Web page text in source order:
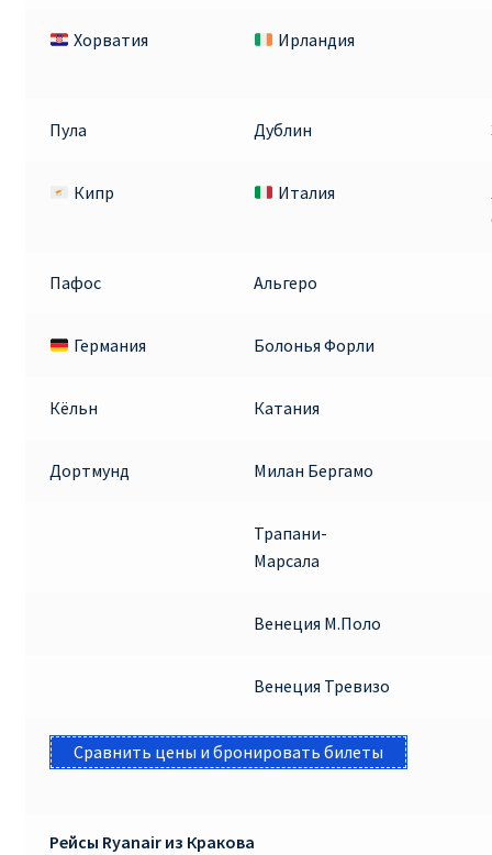
Хорватия
Ирландия
Пула Дублин
Кипр Италия
Пафос Альгеро
Германия Болонья Форли
Кёльн Катания
Дортмунд Милан Бергамо
Трапани-
Марсала
Венеция М.Поло
Венеция Тревизо
Сравнить цены и бронировать билеты
Рейсы Ryanair из Кракова